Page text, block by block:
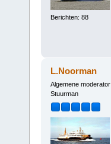
Berichten: 88
L.Noorman
Algemene moderator
Stuurman